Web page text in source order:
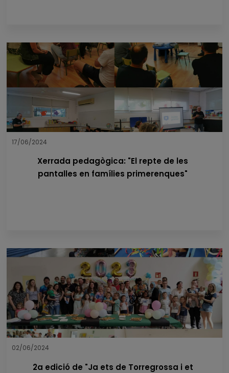
17/06/2024
Xerrada pedagògica: "El repte de les
pantalles en famílies primerenques"
02/06/2024
2a edició de "Ja ets de Torregrossa i et